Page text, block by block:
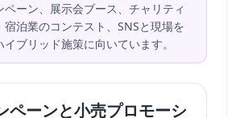
ペーン、展示会ブース、チャリティ
宿泊業のコンテスト、SNSと現場を
ブリッド施策に向いています。
ペーンと小売プロモーシ